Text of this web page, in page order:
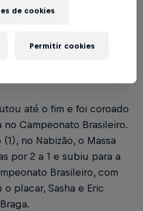
até o fim e foi coroado
Campeonato Brasileiro.
no Nabizão, o Massa
por 2 a 1 e subiu para a
Brasileiro, com
placar, Sasha e Eric
de cookies
Permitir cookies